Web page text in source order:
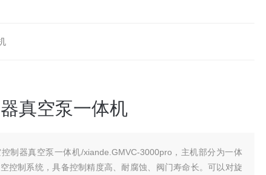
真空泵一体机
制器真空泵一体机/xiande.GMVC-3000pro，主机部分为一体
控制系统，具备控制精度高、耐腐蚀、阀门寿命长。可以对旋